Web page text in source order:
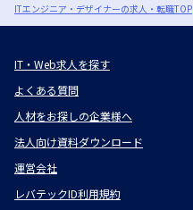
ITエンジニア・デザイナーの求人・転職TOP
IT・Web求人を探す
よくある質問
人材をお探しの企業様へ
法人向け資料ダウンロード
運営会社
レバテックID利用規約